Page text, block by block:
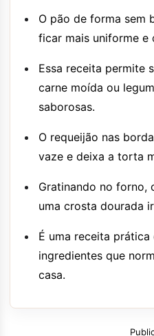
O pão de forma sem
ficar mais uniforme e
Essa receita permite
carne moída ou
saborosas.
O requeijão nas
vaze e deixa a torta
Gratinando no forno,
uma crosta dourada
É uma receita
ingredientes que
casa.